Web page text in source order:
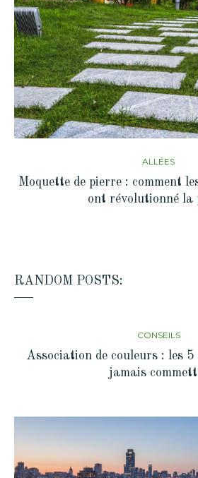
ALLÉES
Moquette de pierre : comment
ont révolutionné la
RANDOM POSTS:
CONSEILS
Association de couleurs : les
jamais